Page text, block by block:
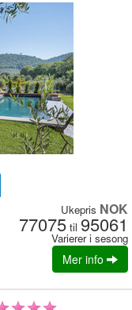
Ukepris NOK
77075 til 95061
Varierer i sesong
Mer info